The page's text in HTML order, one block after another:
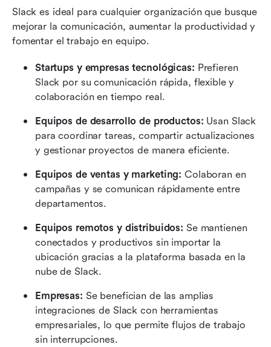
Slack es ideal para cualquier organización que busque
mejorar la comunicación, aumentar la productividad y
fomentar el trabajo en equipo.
Startups y empresas tecnológicas: Prefieren
Slack por su comunicación rápida, flexible y
colaboración en tiempo real.
Equipos de desarrollo de productos: Usan Slack
para coordinar tareas, compartir actualizaciones
y gestionar proyectos de manera eficiente.
Equipos de ventas y marketing: Colaboran en
campañas y se comunican rápidamente entre
departamentos.
Equipos remotos y distribuidos: Se mantienen
conectados y productivos sin importar la
ubicación gracias a la plataforma basada en la
nube de Slack.
Empresas: Se benefician de las amplias
integraciones de Slack con herramientas
empresariales, lo que permite flujos de trabajo
sin interrupciones.